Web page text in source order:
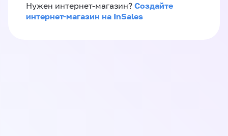
Нужен интернет-магазин? Создайте
интернет-магазин на InSales